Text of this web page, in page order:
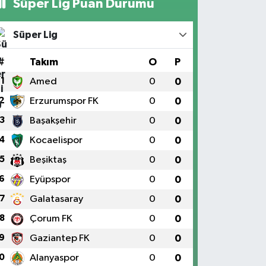
Süper Lig Puan Durumu
Süper Lig
Takım O P
1 Amed 0 0
Erzurumspor FK 0 0
3 Başakşehir 0 0
Kocaelispor 0 0
5 Beşiktaş 0 0
Eyüpspor 0 0
7 Galatasaray 0 0
8 Çorum FK 0 0
Gaziantep FK 0 0
Alanyaspor 0 0